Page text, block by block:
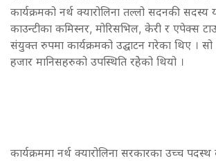
कार्यक्रमको नर्थ क्यारोलिना तल्लो सदनकी
काउन्टीका कमिस्नर, मोरिसभिल, केरी र एपेक्स
संयुक्त रुपमा कार्यक्रमको उद्घाटन गरेका थिए ।
हजार मानिसहरुको उपस्थिति रहेेको थियो ।
कार्यक्रममा नर्थ क्यारोलिना सरकारका उच्च पदस्थ